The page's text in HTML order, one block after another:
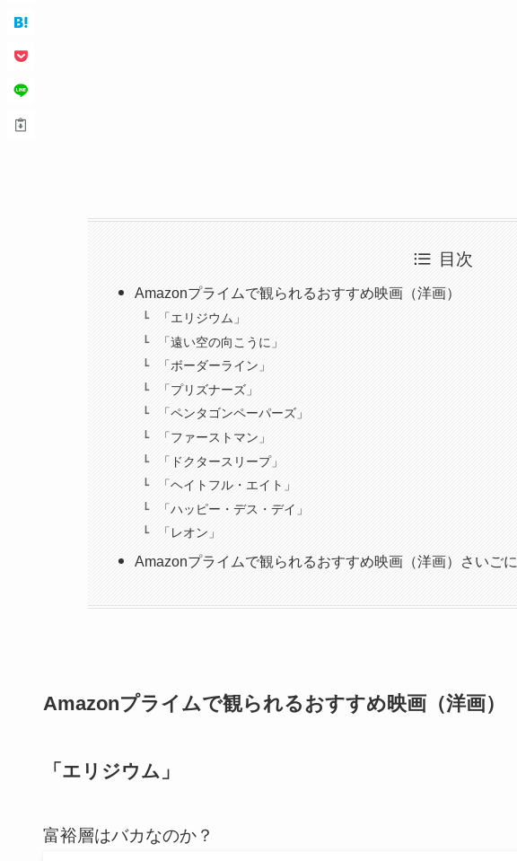
目次
Amazonプライムで観られるおすすめ映画（洋画）
「エリジウム」
「遠い空の向こうに」
「ボーダーライン」
「プリズナーズ」
「ペンタゴンペーパーズ」
「ファーストマン」
「ドクタースリープ」
「ヘイトフル・エイト」
「ハッピー・デス・デイ」
「レオン」
Amazonプライムで観られるおすすめ映画（洋画）さいごに
Amazonプライムで観られるおすすめ映画（洋画）
「エリジウム」
富裕層はバカなのか？